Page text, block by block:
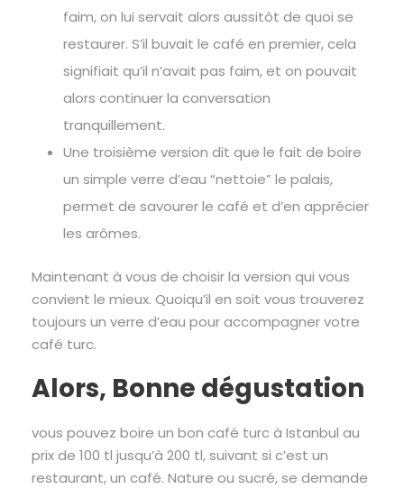
faim, on lui servait alors aussitôt de quoi se
restaurer. S’il buvait le café en premier, cela
signifiait qu’il n’avait pas faim, et on pouvait
alors continuer la conversation
tranquillement.
Une troisième version dit que le fait de boire
un simple verre d’eau “nettoie” le palais,
permet de savourer le café et d’en apprécier
les arômes.
Maintenant à vous de choisir la version qui vous
convient le mieux. Quoiqu’il en soit vous trouverez
toujours un verre d’eau pour accompagner votre
café turc.
Alors, Bonne dégustation
vous pouvez boire un bon café turc à Istanbul au
prix de 100 tl jusqu’à 200 tl, suivant si c’est un
restaurant, un café. Nature ou sucré, se demande